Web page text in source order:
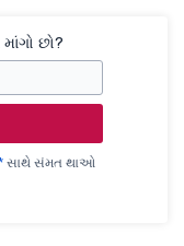
છો?
સાથે સંમત થાઓ